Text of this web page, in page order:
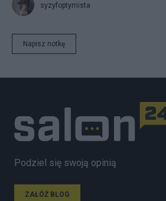
syzyfoptymista
Napisz notkę
Podziel się swoją opinią
ZAŁÓŻ BLOG